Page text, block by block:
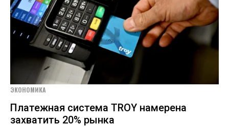
ЭКОНОМИКА
Платежная система TROY намерена
захватить 20% рынка